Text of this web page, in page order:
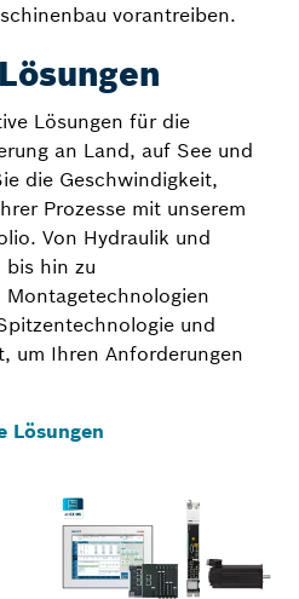
vorantreiben.
Lösungen für die
an Land, auf See und
die Geschwindigkeit,
Prozesse mit unserem
Von Hydraulik und
bis hin zu
Montagetechnologien
und
um Ihren Anforderungen
Lösungen